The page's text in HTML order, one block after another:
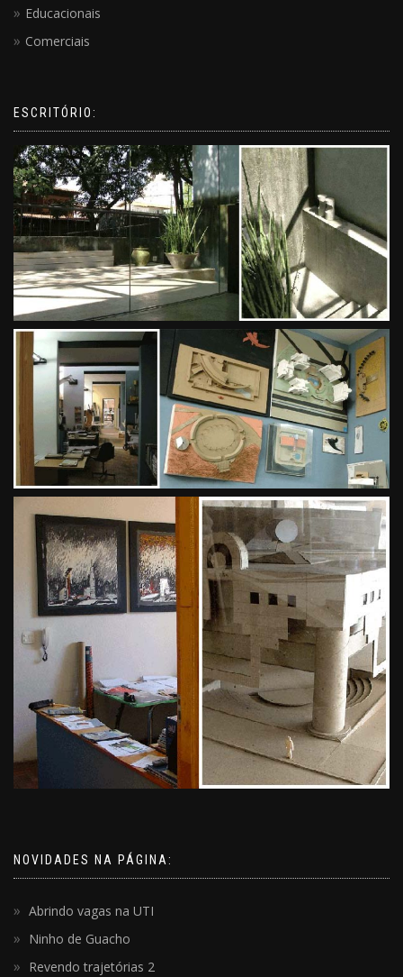
Educacionais
Comerciais
ESCRITÓRIO:
NOVIDADES NA PÁGINA:
Abrindo vagas na UTI
Ninho de Guacho
Revendo trajetórias 2